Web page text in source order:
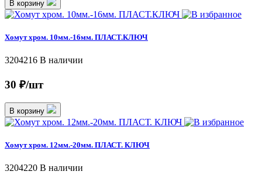
В корзину
Хомут хром. 10мм.-16мм. ПЛАСТ.КЛЮЧ
3204216 В наличии
30 ₽/шт
В корзину
Хомут хром. 12мм.-20мм. ПЛАСТ. КЛЮЧ
3204220 В наличии